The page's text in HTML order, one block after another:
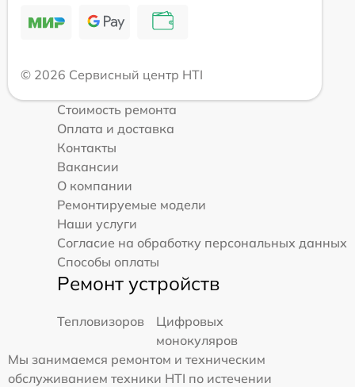
© 2026 Сервисный центр HTI
Стоимость ремонта
Оплата и доставка
Контакты
Вакансии
О компании
Ремонтируемые модели
Наши услуги
Согласие на обработку персональных данных
Способы оплаты
Ремонт устройств
Тепловизоров
Цифровых
монокуляров
Мы занимаемся ремонтом и техническим
обслуживанием техники HTI по истечении